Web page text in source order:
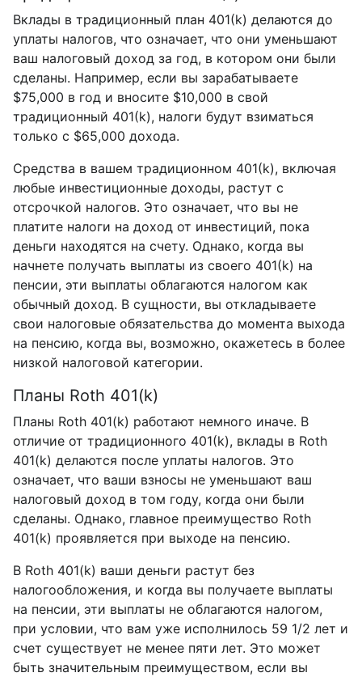
Вклады в традиционный план 401(k) делаются до
уплаты налогов, что означает, что они уменьшают
ваш налоговый доход за год, в котором они были
сделаны. Например, если вы зарабатываете
$75,000 в год и вносите $10,000 в свой
традиционный 401(k), налоги будут взиматься
только с $65,000 дохода.
Средства в вашем традиционном 401(k), включая
любые инвестиционные доходы, растут с
отсрочкой налогов. Это означает, что вы не
платите налоги на доход от инвестиций, пока
деньги находятся на счету. Однако, когда вы
начнете получать выплаты из своего 401(k) на
пенсии, эти выплаты облагаются налогом как
обычный доход. В сущности, вы откладываете
свои налоговые обязательства до момента выхода
на пенсию, когда вы, возможно, окажетесь в более
низкой налоговой категории.
Планы Roth 401(k)
Планы Roth 401(k) работают немного иначе. В
отличие от традиционного 401(k), вклады в Roth
401(k) делаются после уплаты налогов. Это
означает, что ваши взносы не уменьшают ваш
налоговый доход в том году, когда они были
сделаны. Однако, главное преимущество Roth
401(k) проявляется при выходе на пенсию.
В Roth 401(k) ваши деньги растут без
налогообложения, и когда вы получаете выплаты
на пенсии, эти выплаты не облагаются налогом,
при условии, что вам уже исполнилось 59 1/2 лет и
счет существует не менее пяти лет. Это может
быть значительным преимуществом, если вы